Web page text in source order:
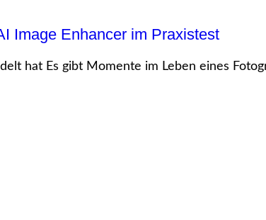
Image Enhancer im Praxistest
hat Es gibt Momente im Leben eines